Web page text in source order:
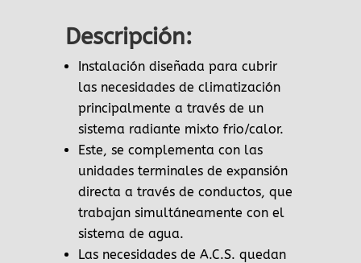
Descripción:
Instalación diseñada para cubrir
las necesidades de climatización
principalmente a través de un
sistema radiante mixto frio/calor.
Este, se complementa con las
unidades terminales de expansión
directa a través de conductos, que
trabajan simultáneamente con el
sistema de agua.
Las necesidades de A.C.S. quedan